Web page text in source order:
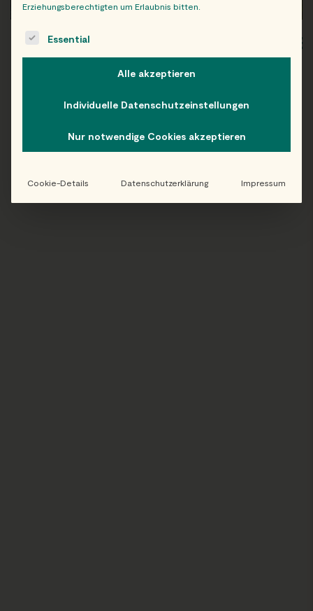
WIEN
Folge uns auf Instagram!
Erziehungsberechtigten um Erlaubnis bitten.
The following is a list of service groups for which consent
Essential
Alle akzeptieren
Individuelle Datenschutzeinstellungen
Nur notwendige Cookies akzeptieren
Cookie-Details Datenschutzerklärung Impressum